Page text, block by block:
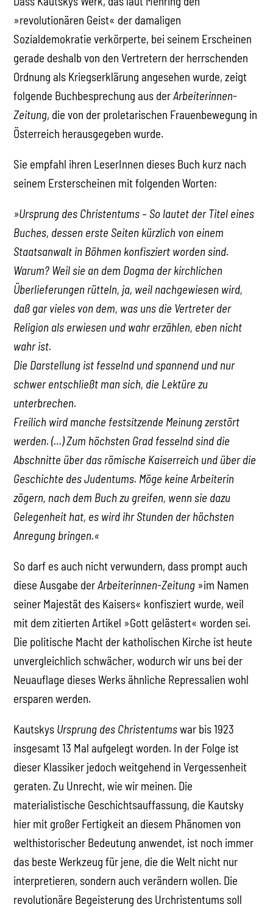
»revolutionären Geist« der damaligen
Sozialdemokratie verkörperte, bei seinem Erscheinen
gerade deshalb von den Vertretern der herrschenden
Ordnung als Kriegserklärung angesehen wurde, zeigt
folgende Buchbesprechung aus derArbeiterinnen-
Zeitung, die von der proletarischen Frauenbewegung in
Österreich herausgegeben wurde.
Sie empfahl ihren LeserInnen dieses Buch kurz nach
seinem Ersterscheinen mit folgenden Worten:
»Ursprung des Christentums – So lautet der Titel eines
Buches, dessen erste Seiten kürzlich von einem
Staatsanwalt in Böhmen konfisziert worden sind.
Warum? Weil sie an dem Dogma der kirchlichen
Überlieferungen rütteln, ja, weil nachgewiesen wird,
daß gar vieles von dem, was uns die Vertreter der
Religion als erwiesen und wahr erzählen, eben nicht
wahr ist.
Die Darstellung ist fesselnd und spannend und nur
schwer entschließt man sich, die Lektüre zu
unterbrechen.
Freilich wird manche festsitzende Meinung zerstört
werden. (…) Zum höchsten Grad fesselnd sind die
Abschnitte über das römische Kaiserreich und über die
Geschichte des Judentums. Möge keine Arbeiterin
zögern, nach dem Buch zu greifen, wenn sie dazu
Gelegenheit hat, es wird ihr Stunden der höchsten
Anregung bringen.«
So darf es auch nicht verwundern, dass prompt auch
diese Ausgabe derArbeiterinnen-Zeitung »im Namen
seiner Majestät des Kaisers« konfisziert wurde, weil
mit dem zitierten Artikel »Gott gelästert« worden sei.
Die politische Macht der katholischen Kirche ist heute
unvergleichlich schwächer, wodurch wir uns bei der
Neuauflage dieses Werks ähnliche Repressalien wohl
ersparen werden.
Kautskys Ursprung des Christentumswar bis 1923
insgesamt 13 Mal aufgelegt worden. In der Folge ist
dieser Klassiker jedoch weitgehend in Vergessenheit
geraten. Zu Unrecht, wie wir meinen. Die
materialistische Geschichtsauffassung, die Kautsky
hier mit großer Fertigkeit an diesem Phänomen von
welthistorischer Bedeutung anwendet, ist noch immer
das beste Werkzeug für jene, die die Welt nicht nur
interpretieren, sondern auch verändern wollen. Die
revolutionäre Begeisterung des Urchristentums soll